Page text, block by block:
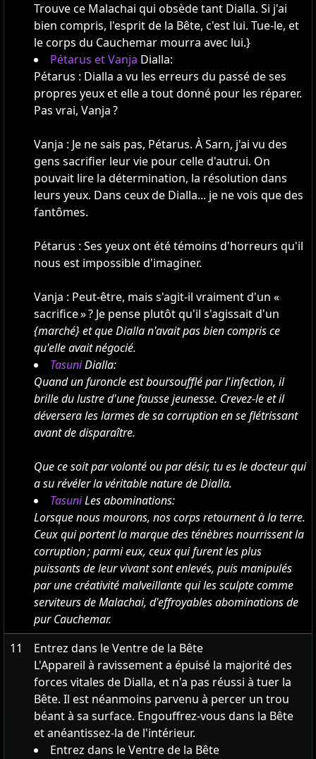
Trouve ce Malachai qui obsède tant Dialla. Si j'ai
bien compris, l'esprit de la Bête, c'est lui. Tue-le, et
le corps du Cauchemar mourra avec lui.}
Pétarus et Vanja Dialla:
Pétarus : Dialla a vu les erreurs du passé de ses
propres yeux et elle a tout donné pour les réparer.
Pas vrai, Vanja ?
Vanja : Je ne sais pas, Pétarus. À Sarn, j'ai vu des
gens sacrifier leur vie pour celle d'autrui. On
pouvait lire la détermination, la résolution dans
leurs yeux. Dans ceux de Dialla... je ne vois que des
fantômes.
Pétarus : Ses yeux ont été témoins d'horreurs qu'il
nous est impossible d'imaginer.
Vanja : Peut-être, mais s'agit-il vraiment d'un «
sacrifice » ? Je pense plutôt qu'il s'agissait d'un
{marché} et que Dialla n'avait pas bien compris ce
qu'elle avait négocié.
TasuniDialla:
Quand un furoncle est boursoufflé par l'infection, il
brille du lustre d'une fausse jeunesse. Crevez-le et il
déversera les larmes de sa corruption en se flétrissant
avant de disparaître.
Que ce soit par volonté ou par désir, tu es le docteur qui
a su révéler la véritable nature de Dialla.
TasuniLes abominations:
Lorsque nous mourons, nos corps retournent à la terre.
Ceux qui portent la marque des ténèbres nourrissent la
corruption ; parmi eux, ceux qui furent les plus
puissants de leur vivant sont enlevés, puis manipulés
par une créativité malveillante qui les sculpte comme
serviteurs de Malachai, d'effroyables abominations de
pur Cauchemar.
11
Entrez dans le Ventre de la Bête
L'Appareil à ravissement a épuisé la majorité des
forces vitales de Dialla, et n'a pas réussi à tuer la
Bête. Il est néanmoins parvenu à percer un trou
béant à sa surface. Engouffrez-vous dans la Bête
et anéantissez-la de l'intérieur.
Entrez dans le Ventre de la Bête